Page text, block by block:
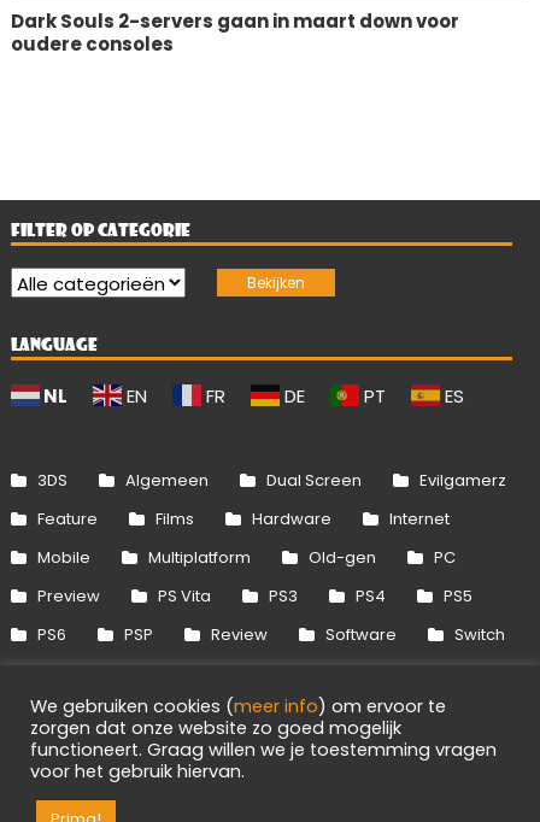
Dark Souls 2-servers gaan in maart down voor
oudere consoles
FILTER OP CATEGORIE
LANGUAGE
NL EN FR DE PT ES
3DS Algemeen Dual Screen
Evilgamerz
Feature
Films Hardware
Internet
Mobile
Multiplatform Old-gen
PC
Preview
PS Vita PS3 PS4
PS5
PS6
PSP Review Software
Switch
Xbox 360
Xbox One Xbox Series
We gebruiken cookies (meer info) om ervoor te
zorgen dat onze website zo goed mogelijk
functioneert. Graag willen we je toestemming vragen
voor het gebruik hiervan.